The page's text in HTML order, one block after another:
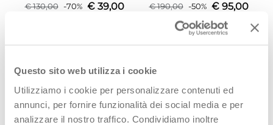
Questo sito web utilizza i cookie
Utilizziamo i cookie per personalizzare contenuti ed
annunci, per fornire funzionalità dei social media e per
analizzare il nostro traffico. Condividiamo inoltre
€130,00 -70% € 39,00 €190,00 -50% € 95,00
SCOPRI
PROMO PROMO